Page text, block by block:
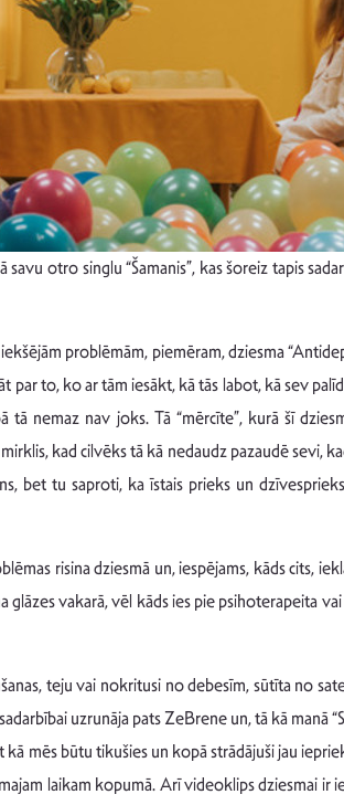
otro singlu “Šamanis”, kas šoreiz tapis
problēmām, piemēram, dziesma
to, ko ar tām iesākt, kā tās labot, kā sev
tā nemaz nav joks. Tā “mērcīte”, kurā šī
kad cilvēks tā kā nedaudz pazaudē sevi,
bet tu saproti, ka īstais prieks un
risina dziesmā un, iespējams, kāds cits,
vakarā, vēl kāds ies pie psihoterapeita
teju vai nokritusi no debesīm, sūtīta no
uzrunāja pats ZeBrene un, tā kā manā
mēs būtu tikušies un kopā strādājuši jau
laikam kopumā. Arī videoklips dziesmai ir